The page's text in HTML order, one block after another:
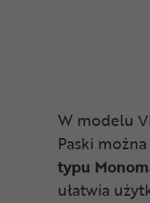
W modelu
Paski
typu
ułatwia